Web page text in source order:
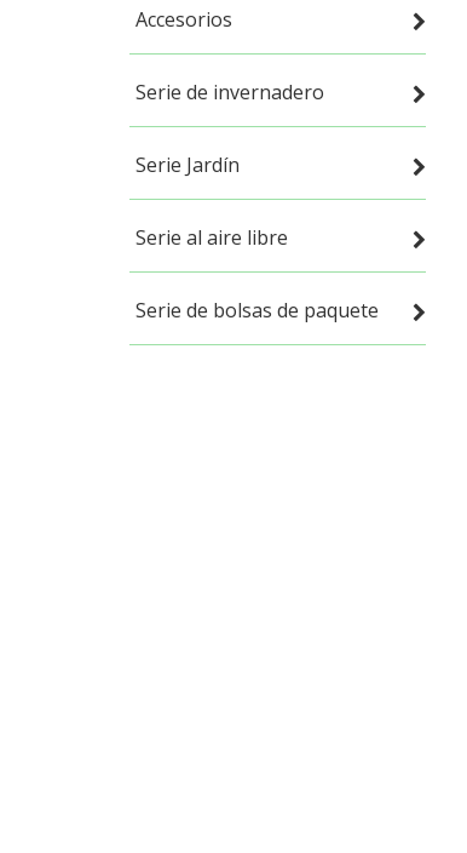
Accesorios
Serie de invernadero
Serie Jardín
Serie al aire libre
Serie de bolsas de paquete